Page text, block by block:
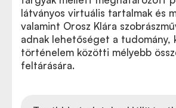
látványos virtuális tartalmak és
valamint Orosz Klára
adnak lehetőséget a tudomány,
történelem közötti mélyebb
feltárására.